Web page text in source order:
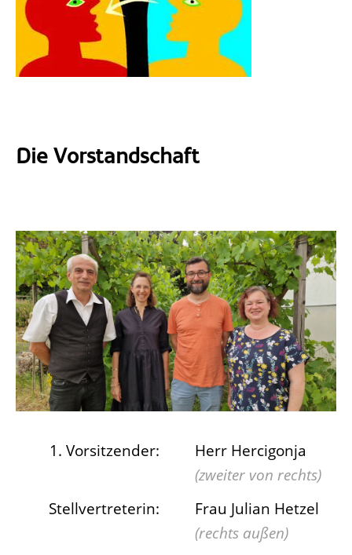
Die Vorstandschaft
1. Vorsitzender:
Herr Hercigonja
(zweiter von rechts)
Stellvertreterin:
Frau Julian Hetzel
(rechts außen)